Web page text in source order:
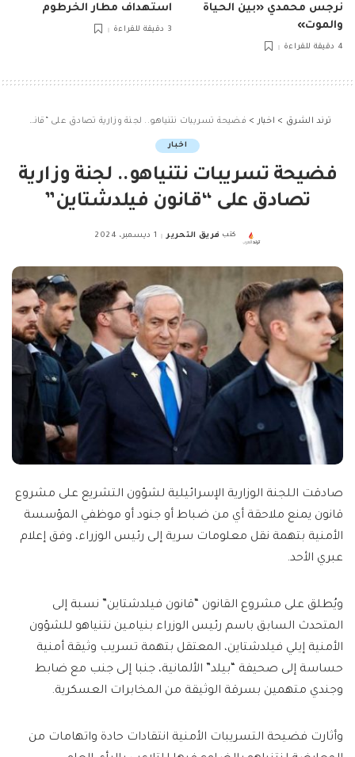
نرجس محمدي «بين الحياة
والموت»
4 دقيقة للقراءة
استهداف مطار الخرطوم
3 دقيقة للقراءة
ترند الشرق > اخبار > فضيحة تسريبات نتنياهو.. لجنة وزارية تصادق على “قانون فيلدشتاين”
اخبار
فضيحة تسريبات نتنياهو.. لجنة وزارية
تصادق على “قانون فيلدشتاين”
Posted
كتب فريق التحرير 1 ديسمبر، 2024
صادقت اللجنة الوزارية الإسرائيلية لشؤون التشريع على مشروع
قانون يمنع ملاحقة أي من ضباط أو جنود أو موظفي المؤسسة
الأمنية بتهمة نقل معلومات سرية إلى رئيس الوزراء، وفق إعلام
عبري الأحد.
ويُطلق على مشروع القانون “قانون فيلدشتاين” نسبة إلى
المتحدث السابق باسم رئيس الوزراء بنيامين نتنياهو للشؤون
الأمنية إيلي فيلدشتاين، المعتقل بتهمة تسريب وثيقة أمنية
حساسة إلى صحيفة “بيلد” الألمانية، جنبا إلى جنب مع ضابط
وجندي متهمين بسرقة الوثيقة من المخابرات العسكرية.
وأثارت فضيحة التسريبات الأمنية انتقادات حادة واتهامات من